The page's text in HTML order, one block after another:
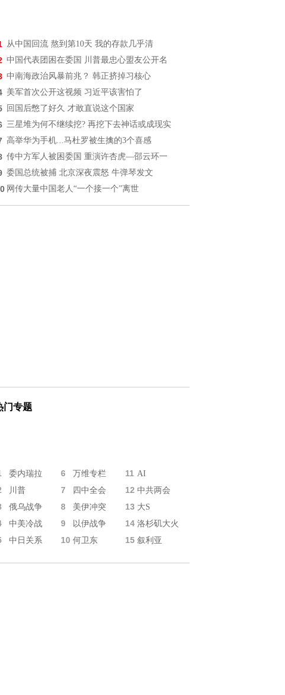
从中国回流 熬到第10天 我的存款几乎清
中国代表团困在委国 川普最忠心盟友公开名
中南海政治风暴前兆？ 韩正挤掉习核心
美军首次公开这视频 习近平该害怕了
回国后憋了好久 才敢直说这个国家
三星堆为何不继续挖? 再挖下去神话或成现实
高举华为手机...马杜罗被生擒的3个喜感
传中方军人被困委国 重演许杏虎—邵云环一
委国总统被捕 北京深夜震怒 牛弹琴发文
网传大量中国老人“一个接一个”离世
门专题
委内瑞拉 6 万维专栏 11 AI
川普 7 四中全会 12 中共两会
俄乌战争 8 美伊冲突 13 大S
中美冷战 9 以伊战争 14 洛杉矶大火
中日关系 10 何卫东 15 叙利亚